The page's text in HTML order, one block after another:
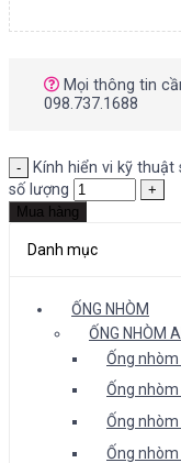
Mọi thông tin
098.737.1688
Kính hiển vi kỹ thuật
số lượng
Mua hàng
Danh mục
ỐNG NHÒM
ỐNG NHÒM
Ống nhòm
Ống
Ống
Ống